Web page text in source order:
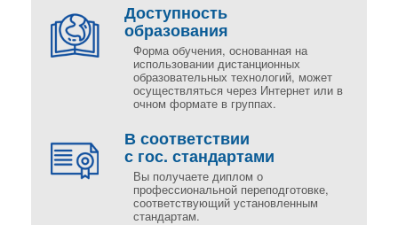
Доступность
образования
Форма обучения, основанная на
использовании дистанционных
образовательных технологий, может
осуществляться через Интернет или в
очном формате в группах.
В соответствии
с гос. стандартами
Вы получаете диплом о
профессиональной переподготовке,
соответствующий установленным
стандартам.